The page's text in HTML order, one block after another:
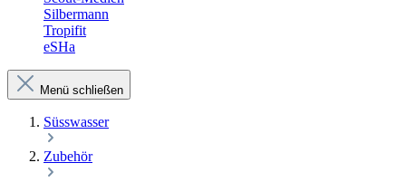
Silbermann
Tropifit
eSHa
Menü schließen
Süsswasser
Zubehör